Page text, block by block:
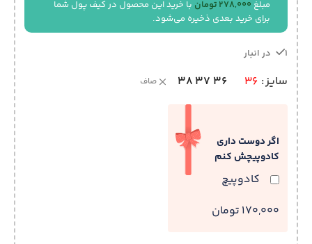
مبلغ 278,000 تومان با خرید این محصول در کیف پول شما
برای خرید بعدی ذخیره می‌شود.
1 در انبار
سایز 36
36
37
38 صاف
اگر دوست داری
کادوپیچش کنم
کادوپیچ
170,000 تومان